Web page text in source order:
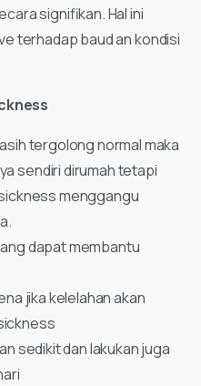
signifikan. Hal ini
terhadap baud an kondisi
tergolong normal maka
sendiri dirumah tetapi
menggangu
dapat membantu
jika kelelahan akan
sedikit dan lakukan juga